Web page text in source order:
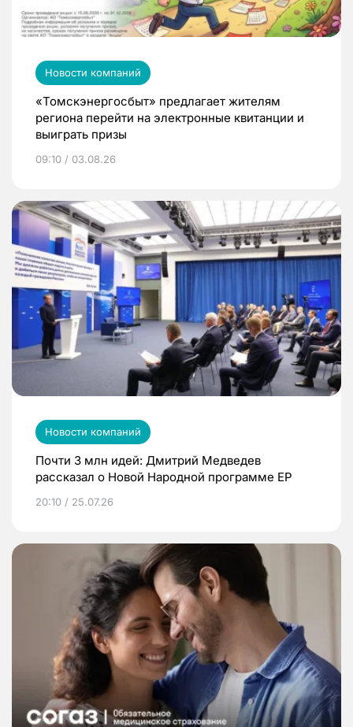
Новости компаний
«Томскэнергосбыт» предлагает жителям
региона перейти на электронные квитанции и
выиграть призы
09:10 / 03.08.26
Новости компаний
Почти 3 млн идей: Дмитрий Медведев
рассказал о Новой Народной программе ЕР
20:10 / 25.07.26